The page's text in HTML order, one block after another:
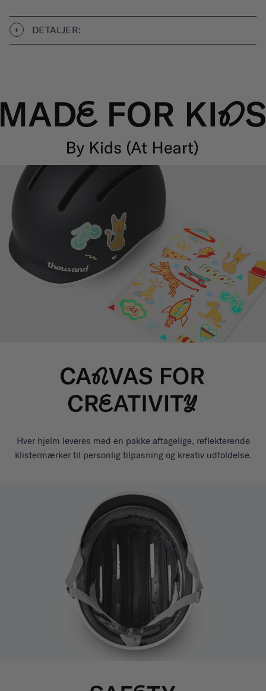
DETALJER:
Hver hjelm leveres med en pakke aftagelige, reflekterende
klistermærker til personlig tilpasning og kreativ udfoldelse.